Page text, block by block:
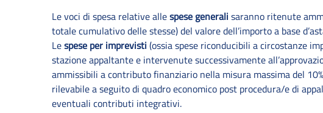
Le voci di spesa relative allespese generali saranno ritenute
totale cumulativo delle stesse) del valore dell’importo a base
Lespese per imprevisti (ossia spese riconducibili a circostanze
stazione appaltante e intervenute successivamente
ammissibili a contributo finanziario nella misura massima del
rilevabile a seguito di quadro economico post procedura/e di
eventuali contributi integrativi.